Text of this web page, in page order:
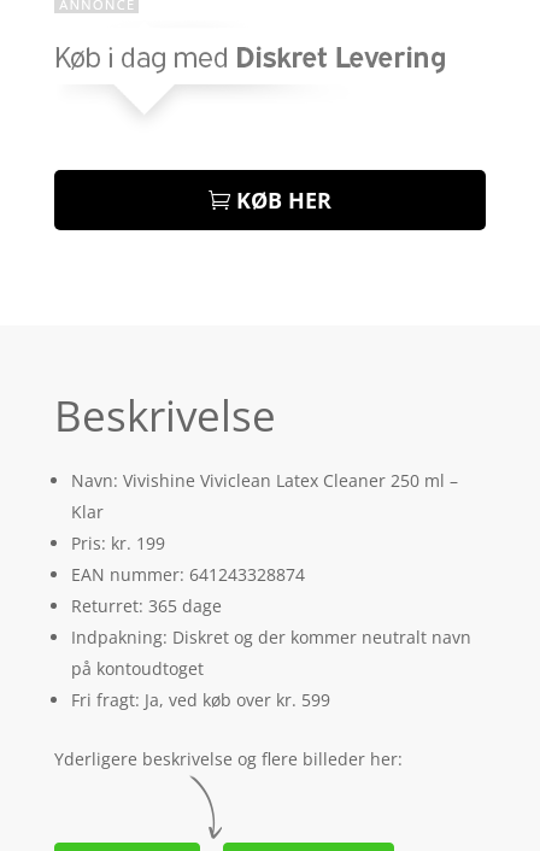
KØB HER
Beskrivelse
Navn: Vivishine Viviclean Latex Cleaner 250 ml –
Klar
Pris: kr. 199
EAN nummer: 641243328874
Returret: 365 dage
Indpakning: Diskret og der kommer neutralt navn
på kontoudtoget
Fri fragt: Ja, ved køb over kr. 599
Yderligere beskrivelse og flere billeder her: